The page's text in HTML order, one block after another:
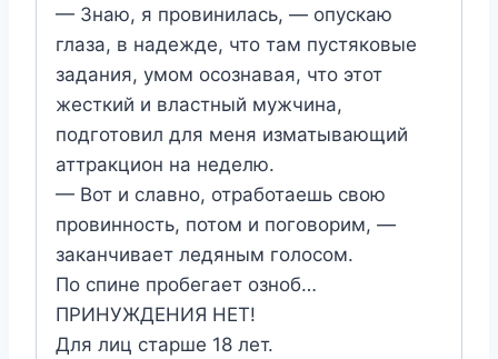
— Знаю, я провинилась, — опускаю
глаза, в надежде, что там пустяковые
задания, умом осознавая, что этот
жесткий и властный мужчина,
подготовил для меня изматывающий
аттракцион на неделю.
— Вот и славно, отработаешь свою
провинность, потом и поговорим, —
заканчивает ледяным голосом.
По спине пробегает озноб…
ПРИНУЖДЕНИЯ НЕТ!
Для лиц старше 18 лет.